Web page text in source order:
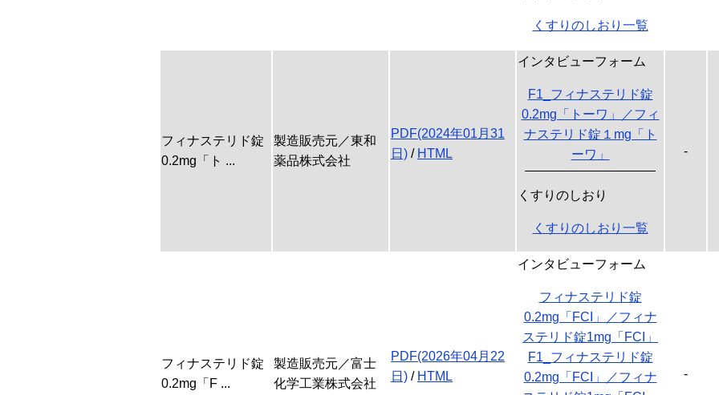
くすりのしおり一覧
フィナステリド錠
0.2mg「ト ...
製造販売元／東和
薬品株式会社
PDF(2024年01月31
日) / HTML
インタビューフォーム
F1_フィナステリド錠
0.2mg「トーワ」／フィ
ナステリド錠１mg「ト
ーワ」
くすりのしおり
くすりのしおり一覧
-
フィナステリド錠
0.2mg「F ...
製造販売元／富士
化学工業株式会社
PDF(2026年04月22
日) / HTML
インタビューフォーム
フィナステリド錠
0.2mg「FCI」／フィナ
ステリド錠1mg「FCI」
F1_フィナステリド錠
0.2mg「FCI」／フィナ
-